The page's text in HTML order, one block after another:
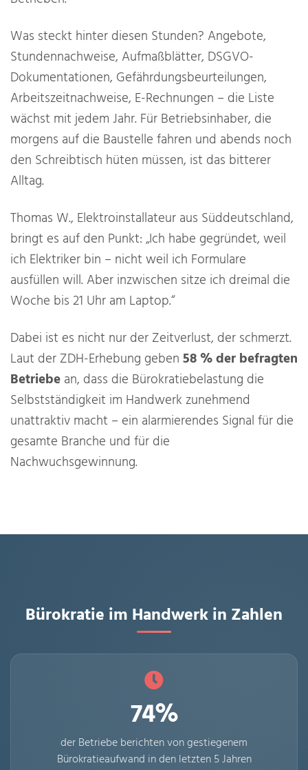
Was steckt hinter diesen Stunden? Angebote,
Stundennachweise, Aufmaßblätter, DSGVO-
Dokumentationen, Gefährdungsbeurteilungen,
Arbeitszeitnachweise, E-Rechnungen – die Liste
wächst mit jedem Jahr. Für Betriebsinhaber, die
morgens auf die Baustelle fahren und abends noch
den Schreibtisch hüten müssen, ist das bitterer
Alltag.
Thomas W., Elektroinstallateur aus Süddeutschland,
bringt es auf den Punkt: „Ich habe gegründet, weil
ich Elektriker bin – nicht weil ich Formulare
ausfüllen will. Aber inzwischen sitze ich dreimal die
Woche bis 21 Uhr am Laptop.“
Dabei ist es nicht nur der Zeitverlust, der schmerzt.
Laut der ZDH-Erhebung geben 58 % der befragten
Betriebe an, dass die Bürokratiebelastung die
Selbstständigkeit im Handwerk zunehmend
unattraktiv macht – ein alarmierendes Signal für die
gesamte Branche und für die
Nachwuchsgewinnung.
Bürokratie im Handwerk in Zahlen
74%
der Betriebe berichten von gestiegenem
Bürokratieaufwand in den letzten 5 Jahren